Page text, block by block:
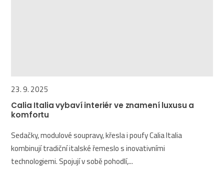
23. 9. 2025
Calia Italia vybaví interiér ve znamení luxusu a
komfortu
Sedačky, modulové soupravy, křesla i poufy Calia Italia
kombinují tradiční italské řemeslo s inovativními
technologiemi. Spojují v sobě pohodlí,...